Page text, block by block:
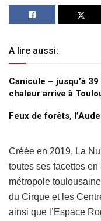
A lire aussi:
Canicule – jusqu’à
chaleur arrive à
Feux de forêts,
Créée en 2019, La
toutes ses facettes en
métropole
du Cirque et les
ainsi que l’Espace